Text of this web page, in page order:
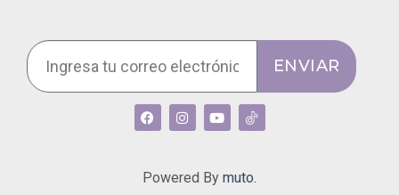
ENVIAR
Powered By muto.